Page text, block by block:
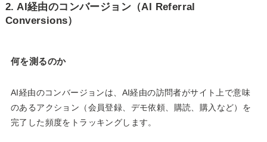
2. AI経由のコンバージョン（AI Referral
Conversions）
何を測るのか
AI経由のコンバージョンは、AI経由の訪問者がサイト上で意味
のあるアクション（会員登録、デモ依頼、購読、購入など）を
完了した頻度をトラッキングします。